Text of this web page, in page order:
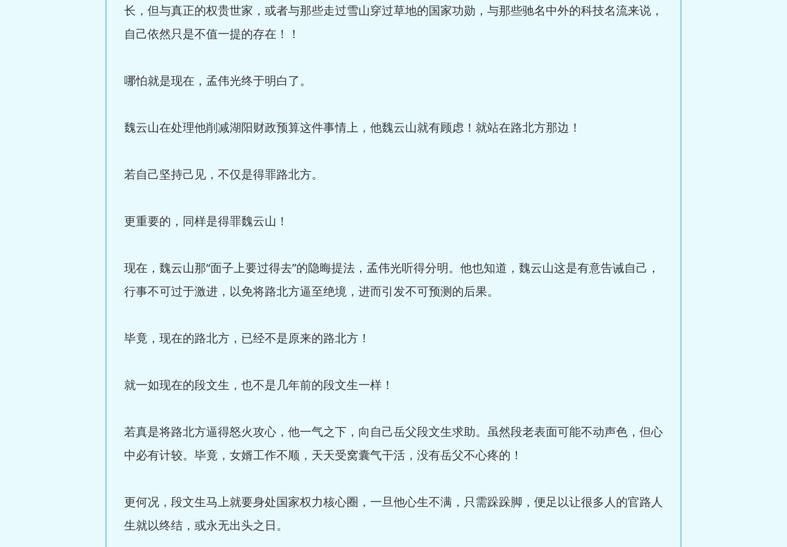
长，但与真正的权贵世家，或者与那些走过雪山穿过草地的国家功勋，与那些驰名中外的科技名流来说，
自己依然只是不值一提的存在！！
哪怕就是现在，孟伟光终于明白了。
魏云山在处理他削减湖阳财政预算这件事情上，他魏云山就有顾虑！就站在路北方那边！
若自己坚持己见，不仅是得罪路北方。
更重要的，同样是得罪魏云山！
现在，魏云山那“面子上要过得去”的隐晦提法，孟伟光听得分明。他也知道，魏云山这是有意告诫自己，
行事不可过于激进，以免将路北方逼至绝境，进而引发不可预测的后果。
毕竟，现在的路北方，已经不是原来的路北方！
就一如现在的段文生，也不是几年前的段文生一样！
若真是将路北方逼得怒火攻心，他一气之下，向自己岳父段文生求助。虽然段老表面可能不动声色，但心
中必有计较。毕竟，女婿工作不顺，天天受窝囊气干活，没有岳父不心疼的！
更何况，段文生马上就要身处国家权力核心圈，一旦他心生不满，只需跺跺脚，便足以让很多人的官路人
生就以终结，或永无出头之日。